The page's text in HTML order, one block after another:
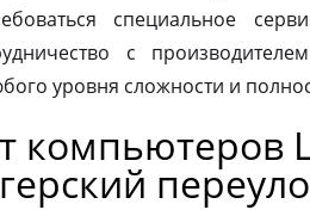
специальное
с
уровня сложности и
компьютеров